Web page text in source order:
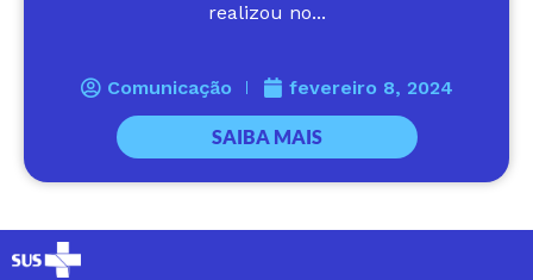
realizou no...
Comunicação fevereiro 8, 2024
SAIBA MAIS